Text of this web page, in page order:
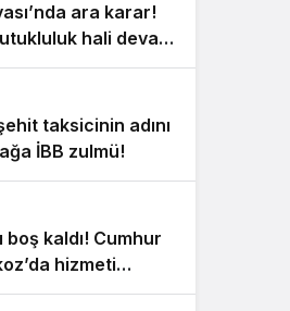
ara karar!
hali devam
taksicinin adını
İBB zulmü!
boş kaldı! Cumhur
hizmeti